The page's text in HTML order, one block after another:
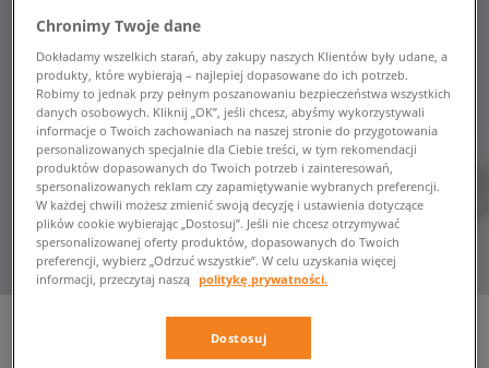
Chronimy Twoje dane
Dokładamy wszelkich starań, aby zakupy naszych Klientów były udane, a
produkty, które wybierają – najlepiej dopasowane do ich potrzeb.
Robimy to jednak przy pełnym poszanowaniu bezpieczeństwa wszystkich
danych osobowych. Kliknij „OK”, jeśli chcesz, abyśmy wykorzystywali
informacje o Twoich zachowaniach na naszej stronie do przygotowania
personalizowanych specjalnie dla Ciebie treści, w tym rekomendacji
produktów dopasowanych do Twoich potrzeb i zainteresowań,
spersonalizowanych reklam czy zapamiętywanie wybranych preferencji.
W każdej chwili możesz zmienić swoją decyzję i ustawienia dotyczące
plików cookie wybierając „Dostosuj”. Jeśli nie chcesz otrzymywać
spersonalizowanej oferty produktów, dopasowanych do Twoich
preferencji, wybierz „Odrzuć wszystkie”. W celu uzyskania więcej
informacji, przeczytaj naszą politykę prywatności.
Dostosuj